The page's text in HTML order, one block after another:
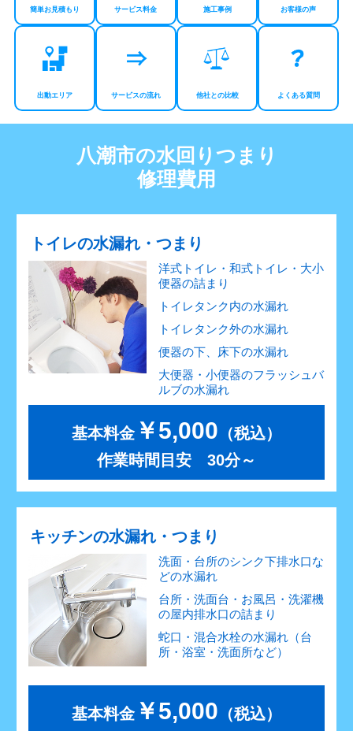
簡単お見積もり サービス料金 施工事例 お客様の声
出動エリア サービスの流れ 他社との比較 よくある質問
八潮市の水回りつまり
修理費用
トイレの水漏れ・つまり
洋式トイレ・和式トイレ・大小
便器の詰まり
トイレタンク内の水漏れ
トイレタンク外の水漏れ
便器の下、床下の水漏れ
大便器・小便器のフラッシュバ
ルブの水漏れ
基本料金￥5,000 （税込）
作業時間目安 30分～
キッチンの水漏れ・つまり
洗面・台所のシンク下排水口な
どの水漏れ
台所・洗面台・お風呂・洗濯機
の屋内排水口の詰まり
蛇口・混合水栓の水漏れ（台
所・浴室・洗面所など）
基本料金￥5,000 （税込）